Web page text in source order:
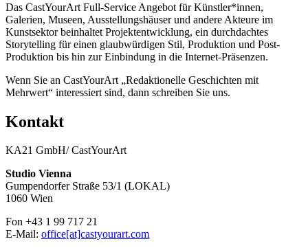
Das CastYourArt Full-Service Angebot für Künstler*innen,
Galerien, Museen, Ausstellungshäuser und andere Akteure im
Kunstsektor beinhaltet Projektentwicklung, ein durchdachtes
Storytelling für einen glaubwürdigen Stil, Produktion und Post-
Produktion bis hin zur Einbindung in die Internet-Präsenzen.
Wenn Sie an CastYourArt „Redaktionelle Geschichten mit
Mehrwert“ interessiert sind, dann schreiben Sie uns.
Kontakt
KA21 GmbH/ CastYourArt
Studio Vienna
Gumpendorfer Straße 53/1 (LOKAL)
1060 Wien
Fon +43 1 99 717 21
E-Mail: office[at]castyourart.com